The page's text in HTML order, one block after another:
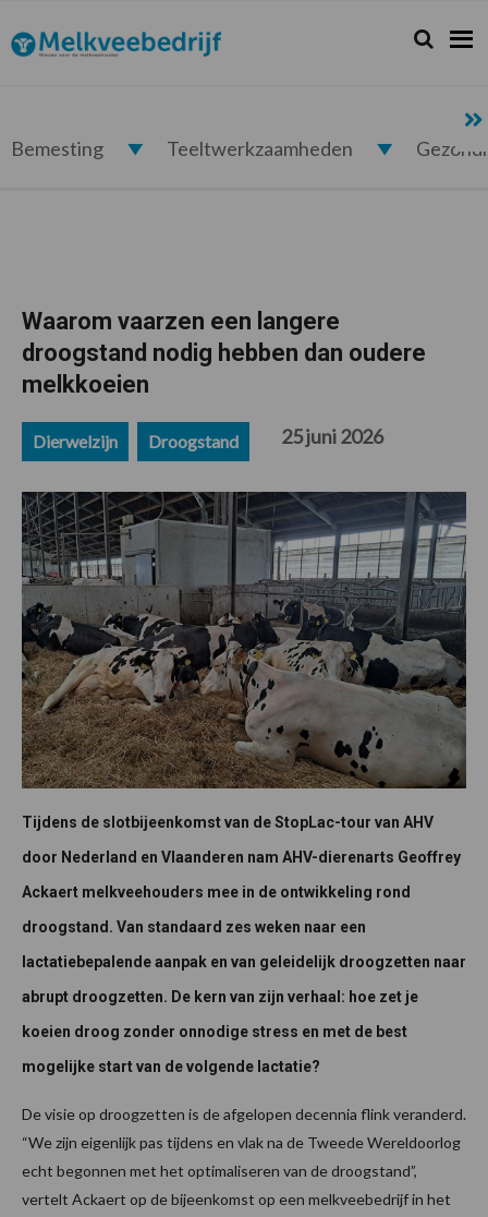
de
hoofdnavigatie
de
hoofd
de
eerste
de
voettekst
Melkveebedrijf.nl Zoeken...
Zoek
Bemesting Teeltwerkzaamheden
Waarom vaarzen een langere
droogstand nodig hebben dan oudere
melkkoeien
Dierwelzijn Droogstand 25 juni 2026
Tijdens de slotbijeenkomst van de StopLac-tour van AHV
door Nederland en Vlaanderen nam AHV-dierenarts Geoffrey
Ackaert melkveehouders mee in de ontwikkeling rond
droogstand. Van standaard zes weken naar een
lactatiebepalende aanpak en van geleidelijk droogzetten naar
abrupt droogzetten. De kern van zijn verhaal: hoe zet je
koeien droog zonder onnodige stress en met de best
mogelijke start van de volgende lactatie?
De visie op droogzetten is de afgelopen decennia flink veranderd.
“We zijn eigenlijk pas tijdens en vlak na de Tweede Wereldoorlog
echt begonnen met het optimaliseren van de droogstand”,
vertelt Ackaert op de bijeenkomst op een melkveebedrijf in het